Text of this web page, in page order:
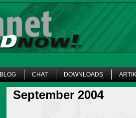
BLOG CHAT DOWNLOADS
September 2004